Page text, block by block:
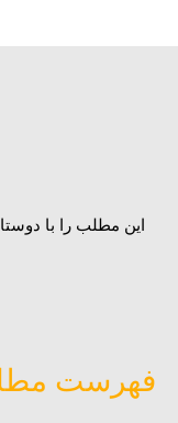
این مطلب را با
فهرست